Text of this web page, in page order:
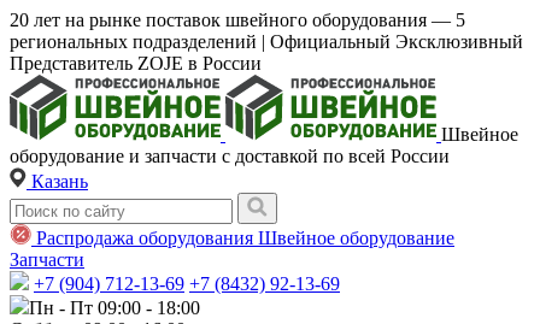
20 лет на рынке поставок швейного оборудования — 5
региональных подразделений | Официальный Эксклюзивный
Представитель ZOJE в России
Швейное
оборудование и запчасти с доставкой по всей России
Казань
Распродажа оборудования Швейное оборудование
Запчасти
+7 (904) 712-13-69 +7 (8432) 92-13-69
Пн - Пт 09:00 - 18:00